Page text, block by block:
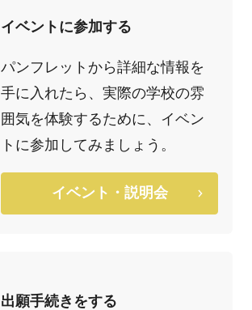
イベントに参加する
パンフレットから詳細な情報を
手に入れたら、実際の学校の雰
囲気を体験するために、イベン
トに参加してみましょう。
イベント・説明会
出願手続きをする